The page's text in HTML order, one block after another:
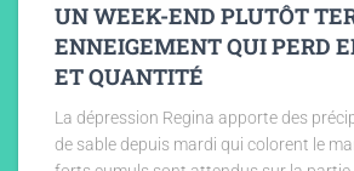
UN WEEK-END PLUTÔT
ENNEIGEMENT QUI PERD
ET QUANTITÉ
La dépression Regina apporte des
de sable depuis mardi qui colorent le